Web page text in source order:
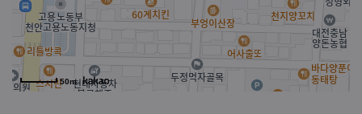
50m